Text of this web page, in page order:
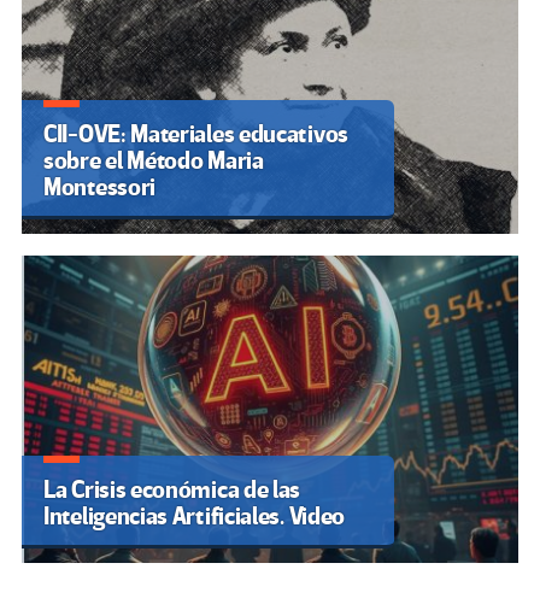
CII-OVE: Materiales educativos
sobre el Método Maria
Montessori
La Crisis económica de las
Inteligencias Artificiales. Video